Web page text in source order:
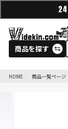
24
商品を探す
HOME 商品一覧ページ